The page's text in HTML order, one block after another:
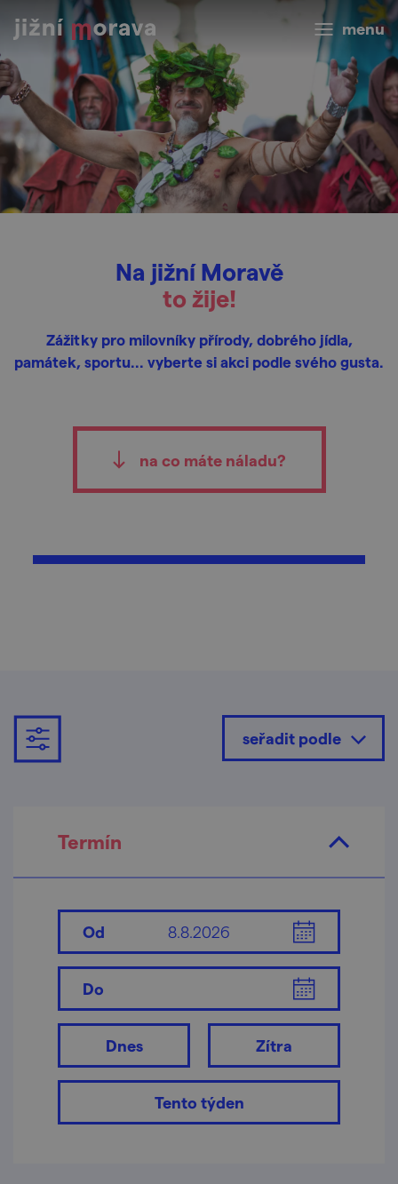
menu
Na jižní Moravě
to žije!
Zážitky pro milovníky přírody, dobrého jídla,
památek, sportu... vyberte si akci podle svého gusta.
na co máte náladu?
seřadit podle
Termín
Od
Do
Dnes Zítra
Tento týden